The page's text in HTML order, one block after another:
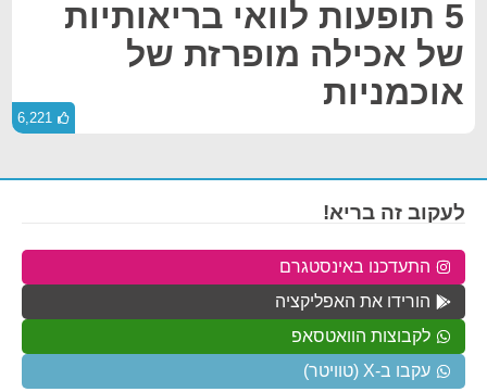
5 תופעות לוואי בריאותיות
של אכילה מופרזת של
אוכמניות
6,221
לעקוב זה בריא!
התעדכנו באינסטגרם
הורידו את האפליקציה
לקבוצות הוואטסאפ
עקבו ב-X (טוויטר)